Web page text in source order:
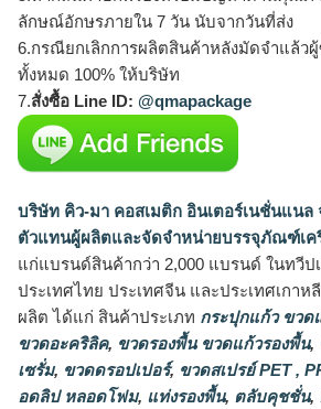
ลักษณ์อักษรภายใน 7 วัน นับจากวันที่ส่ง
6.กรณียกเลิกการผลิตสินค้าหลังมัดจำแล้ว
ทั้งหมด 100% ให้บริษัท
7.สั่งซื้อ Line ID: @qmapackage
บริษัท คิว-มา คอสเมติก อินเตอร์เนชั่นแนล
ตัวแทนผู้ผลิตและจัดจำหน่ายบรรจุภัณฑ์เค
แก่แบรนด์สินค้ากว่า 2,000 แบรนด์ ในทวีป
ประเทศไทย ประเทศจีน และประเทศเกา
ผลิต ได้แก่ สินค้าประเภท กระปุกแก้ว ขวด
ขวดอะคริลิค, ขวดรองพื้น ขวดแก้วรองพื้น,
เซรั่ม, ขวดดรอปเปอร์, ขวดสเปรย์ PET ,
อดลิป หลอดโฟม, แท่งรองพื้น, ตลับคุชชั่น,